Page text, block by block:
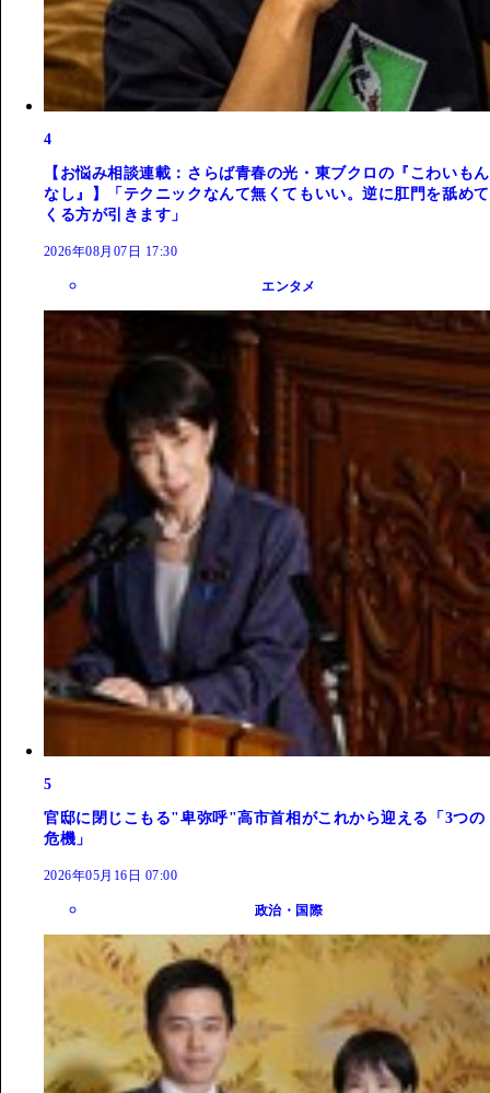
4
【お悩み相談連載：さらば青春の光・東ブクロの『こわいもん
なし』】「テクニックなんて無くてもいい。逆に肛門を舐めて
くる方が引きます」
2026年08月07日 17:30
エンタメ
5
官邸に閉じこもる"卑弥呼"高市首相がこれから迎える「3つの
危機」
2026年05月16日 07:00
政治・国際